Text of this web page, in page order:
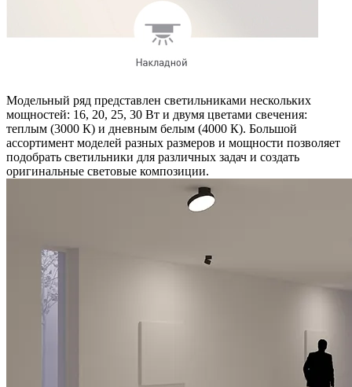
Модельный ряд представлен светильниками нескольких
мощностей: 16, 20, 25, 30 Вт и двумя цветами свечения:
теплым (3000 К) и дневным белым (4000 К). Большой
ассортимент моделей разных размеров и мощности позволяет
подобрать светильники для различных задач и создать
оригинальные световые композиции.